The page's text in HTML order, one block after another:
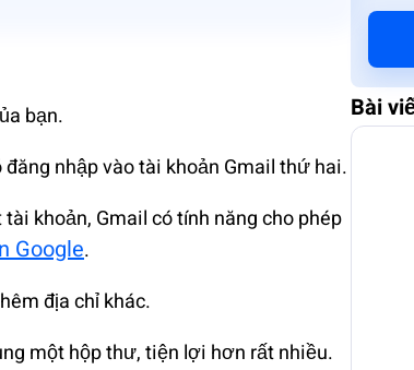
bạn.
nhập vào tài khoản Gmail thứ hai.
khoản, Gmail có tính năng cho phép
Google.
địa chỉ khác.
một hộp thư, tiện lợi hơn rất nhiều.
Bài